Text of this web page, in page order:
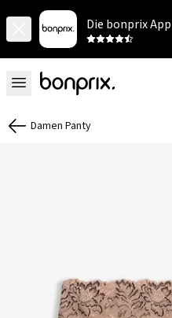
Die bonprix App
Damen Panty